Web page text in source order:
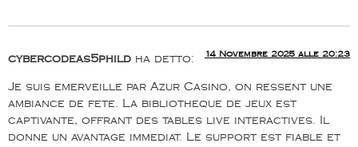
cybercodeas5phild ha detto: 14 Novembre 2025 alle 20:23
Je suis emerveille par Azur Casino, on ressent une
ambiance de fete. La bibliotheque de jeux est
captivante, offrant des tables live interactives. Il
donne un avantage immediat. Le support est fiable et